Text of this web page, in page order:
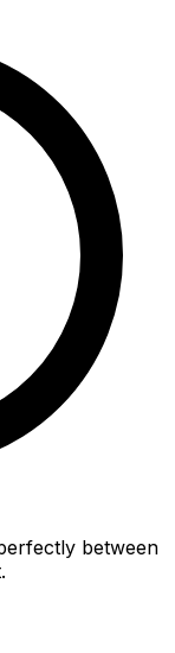
between